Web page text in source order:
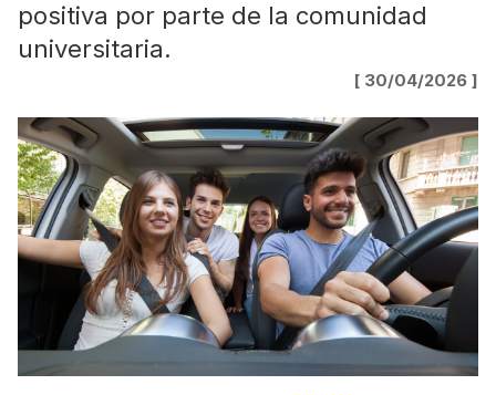
positiva por parte de la comunidad
universitaria.
[ 30/04/2026 ]